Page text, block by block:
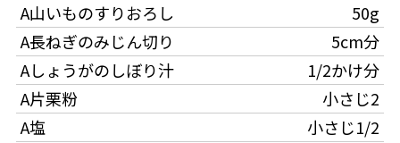
おいしいレシピを商品から探す
かつお節レシピ
めんつゆレシピ
かつお節・だしを楽しむ
だしコミュ
- ジョブリターン制
A山いものすりおろし
50g
A長ねぎのみじん切り
5cm分
Aしょうがのしぼり汁
1/2かけ分
A片栗粉
小さじ2
A塩
小さじ1/2